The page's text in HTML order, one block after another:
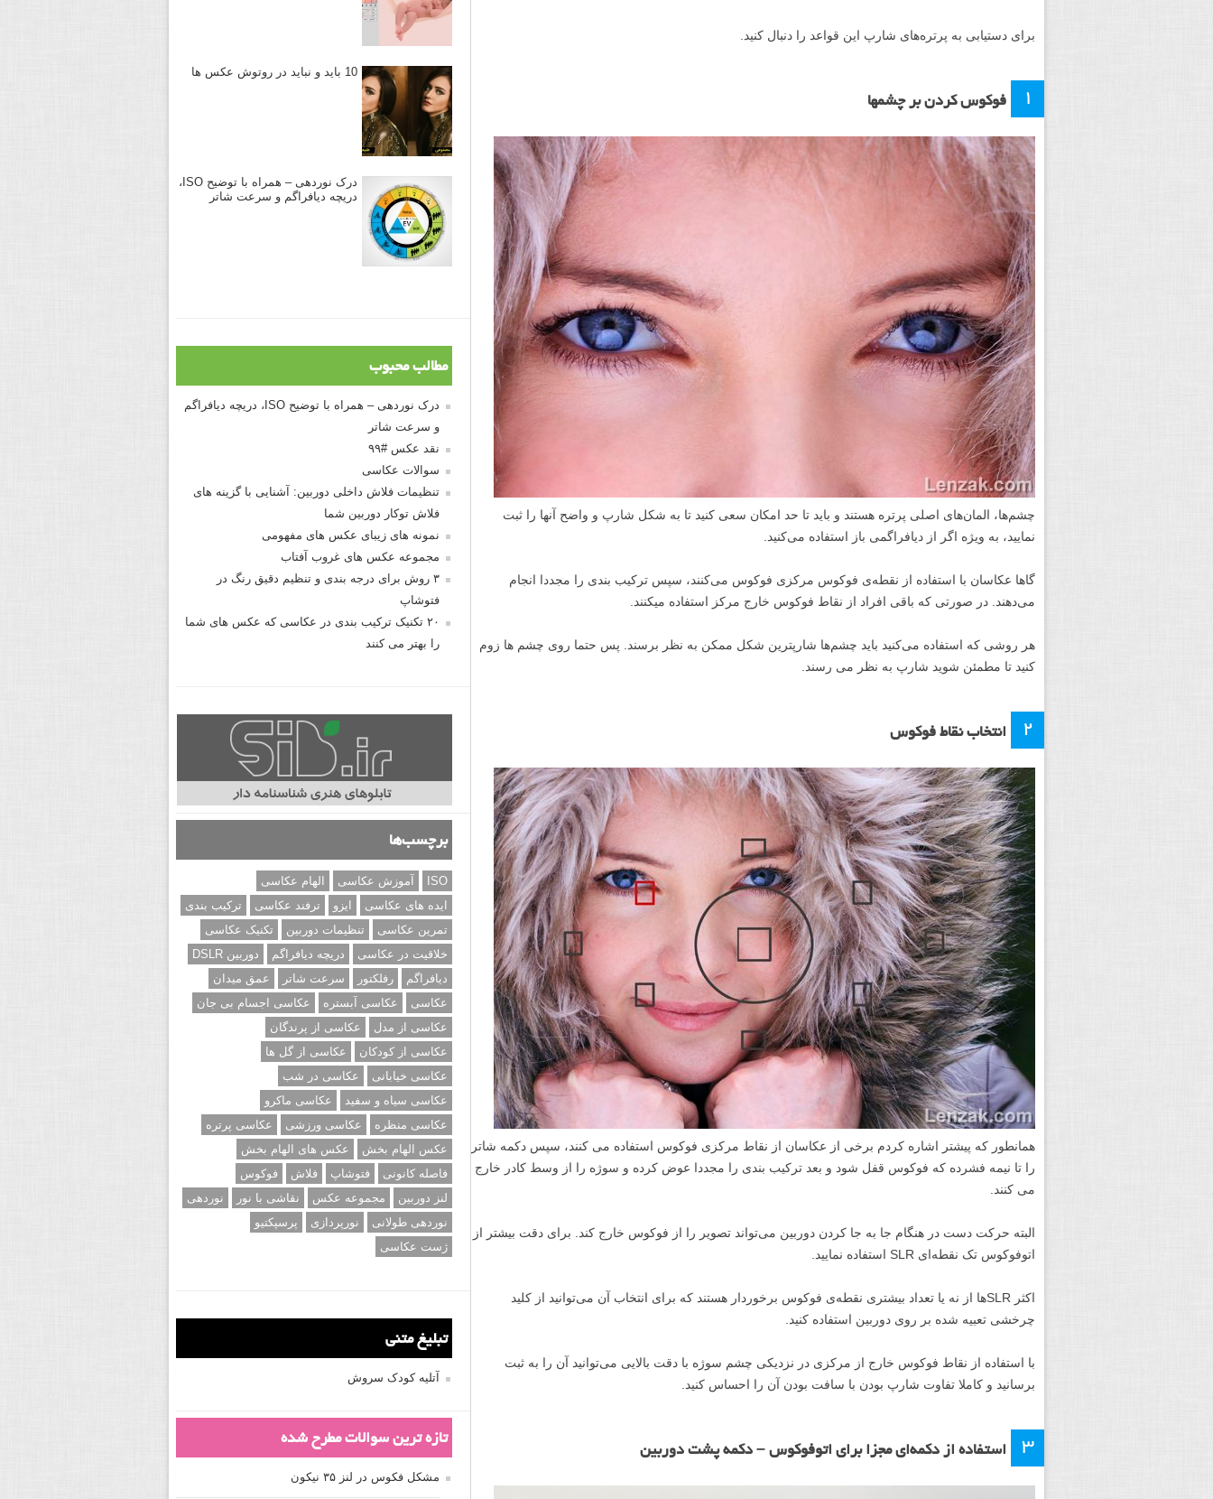
برای دستیابی به پرتره‌های شارپ این قواعد را دنبال کنید.
۱ فوکوس کردن بر چشمها
چشم‌ها، المان‌های اصلی پرتره هستند و باید تا حد امکان سعی کنید تا به شکل شارپ و واضح آنها را ثبت
نمایید، به ویژه اگر از دیافراگمی باز استفاده می‌کنید.
گاها عکاسان با استفاده از نقطه‌ی فوکوس مرکزی فوکوس می‌کنند، سپس ترکیب بندی را مجددا انجام
می‌دهند. در صورتی که باقی افراد از نقاط فوکوس خارج مرکز استفاده میکنند.
هر روشی که استفاده می‌کنید باید چشم‌ها شارپترین شکل ممکن به نظر برسند. پس حتما روی چشم ها زوم
کنید تا مطمئن شوید شارپ به نظر می رسند.
۲ انتخاب نقاط فوکوس
همانطور که پیشتر اشاره کردم برخی از عکاسان از نقاط مرکزی فوکوس استفاده می کنند، سپس دکمه شاتر
را تا نیمه فشرده که فوکوس قفل شود و بعد ترکیب بندی را مجددا عوض کرده و سوژه را از وسط کادر خارج
می کنند.
البته حرکت دست در هنگام جا به جا کردن دوربین می‌تواند تصویر را از فوکوس خارج کند. برای دقت بیشتر از
اتوفوکوس تک نقطه‌ای SLR استفاده نمایید.
اکثر SLRها از نه یا تعداد بیشتری نقطه‌ی فوکوس برخوردار هستند که برای انتخاب آن می‌توانید از کلید
چرخشی تعبیه شده بر روی دوربین استفاده کنید.
با استفاده از نقاط فوکوس خارج از مرکزی در نزدیکی چشم سوژه با دقت بالایی می‌توانید آن را به ثبت
برسانید و کاملا تفاوت شارپ بودن با سافت بودن آن را احساس کنید.
۳ استفاده از دکمه‌ای مجزا برای اتوفوکوس – دکمه پشت دوربین
10 باید و نباید در روتوش عکس ها
درک نوردهی – همراه با توضیح ISO،
دریچه دیافراگم و سرعت شاتر
مطالب محبوب
درک نوردهی – همراه با توضیح ISO، دریچه دیافراگم
و سرعت شاتر
نقد عکس #۹۹
سوالات عکاسی
تنظیمات فلاش داخلی دوربین: آشنایی با گزینه های
فلاش توکار دوربین شما
نمونه های زیبای عکس های مفهومی
مجموعه عکس های غروب آفتاب
۳ روش برای درجه بندی و تنظیم دقیق رنگ در
فتوشاپ
۲۰ تکنیک ترکیب بندی در عکاسی که عکس های شما
را بهتر می کنند
برچسب‌ها
ISO آموزش عکاسی
الهام عکاسی
ایده های عکاسی
ایزو ترفند عکاسی
ترکیب بندی
تمرین عکاسی
تنظیمات دوربین
تکنیک عکاسی
خلاقیت در عکاسی
دریچه دیافراگم
دوربین DSLR
دیافراگم
رفلکتور سرعت شاتر
عمق میدان
عکاسی
عکاسی آبستره
عکاسی اجسام بی جان
عکاسی از مدل
عکاسی از پرندگان
عکاسی از کودکان
عکاسی از گل ها
عکاسی خیابانی
عکاسی در شب
عکاسی سیاه و سفید
عکاسی ماکرو
عکاسی منظره
عکاسی ورزشی
عکاسی پرتره
عکس الهام بخش
عکس های الهام بخش
فاصله کانونی
فتوشاپ فلاش
فوکوس
لنز دوربین
مجموعه عکس نقاشی با نور
نوردهی
نوردهی طولانی
نورپردازی
پرسپکتیو
ژست عکاسی
تبلیغ متنی
آتلیه کودک سروش
تازه ترین سوالات مطرح شده
مشکل فکوس در لنز ۳۵ نیکون